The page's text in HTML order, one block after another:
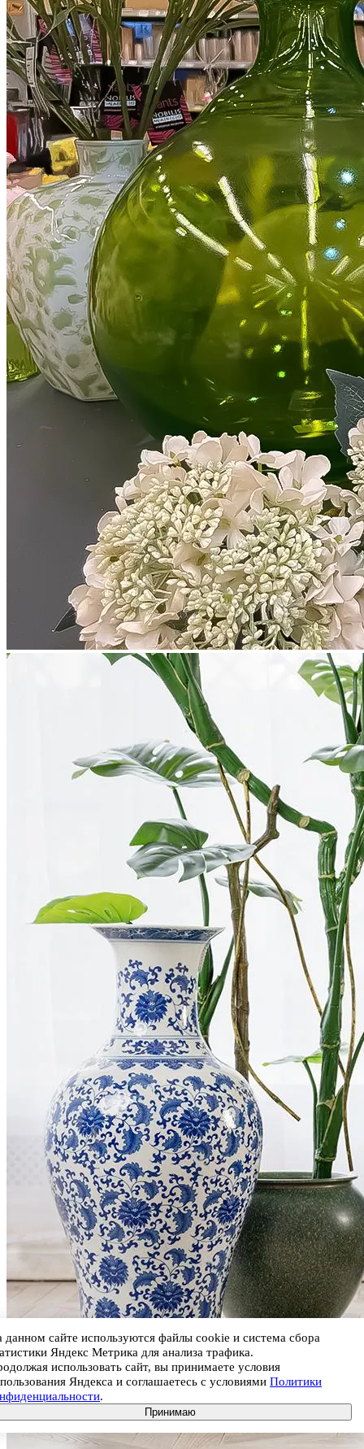
данном сайте используются файлы cookie и система сбора
Яндекс Метрика для анализа трафика.
использовать сайт, вы принимаете условия
Яндекса и соглашаетесь с условиями Политики
.
Принимаю